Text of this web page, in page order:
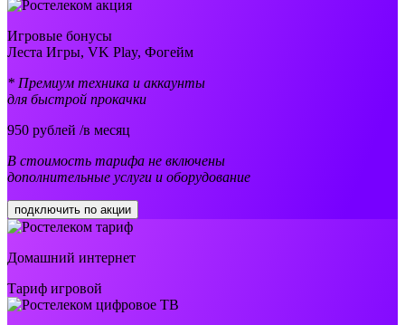
Игровые бонусы
Леста Игры, VK Play, Фогейм
* Премиум техника и аккаунты
для быстрой прокачки
950 рублей /в месяц
В стоимость тарифа не включены
дополнительные услуги и оборудование
подключить по акции
Домашний интернет
Тариф игровой